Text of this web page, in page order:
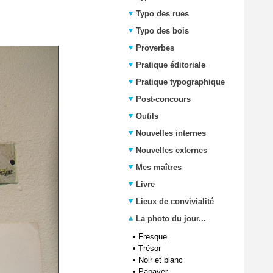
Typo des rues
Typo des bois
Proverbes
Pratique éditoriale
Pratique typographique
Post-concours
Outils
Nouvelles internes
Nouvelles externes
Mes maîtres
Livre
Lieux de convivialité
La photo du jour...
• Fresque
• Trésor
• Noir et blanc